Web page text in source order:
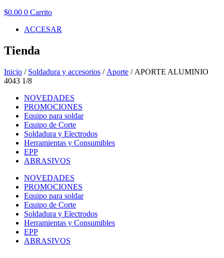
$0.00 0 Carrito
ACCESAR
Tienda
Inicio / Soldadura y accesorios / Aporte / APORTE ALUMINIO
4043 1/8
NOVEDADES
PROMOCIONES
Equipo para soldar
Equipo de Corte
Soldadura y Electrodos
Herramientas y Consumibles
EPP
ABRASIVOS
NOVEDADES
PROMOCIONES
Equipo para soldar
Equipo de Corte
Soldadura y Electrodos
Herramientas y Consumibles
EPP
ABRASIVOS